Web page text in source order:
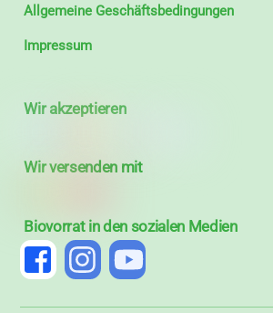
Allgemeine Geschäftsbedingungen
Impressum
Wir akzeptieren
Wir versenden mit
Biovorrat in den sozialen Medien